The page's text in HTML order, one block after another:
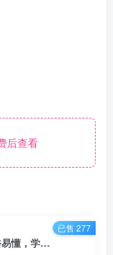
后查看
抖音课程系列之图文二创带货，看了通俗易懂，学会月入1w+！
已售 277